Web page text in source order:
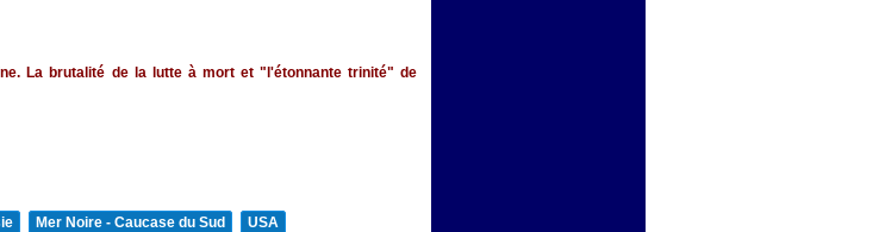
La brutalité de la lutte à mort et "l'étonnante trinité" de
Mer Noire - Caucase du Sud
USA